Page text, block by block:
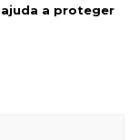
ajuda a proteger